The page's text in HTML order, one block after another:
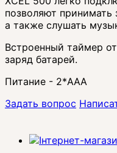
позволяют
а также слушать
Встроенный таймер
заряд батарей.
Питание - 2*AAA
Задать вопрос